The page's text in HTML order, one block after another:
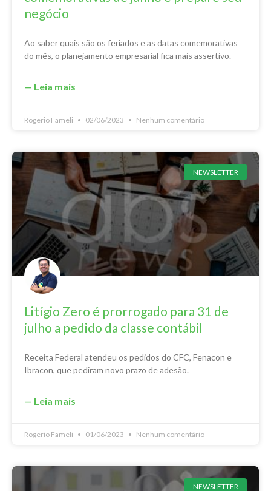
negócio
Ao saber quais são os feriados e as datas comemorativas
do mês, o planejamento empresarial fica mais assertivo.
— Leia mais
Rogerio Fameli 02/06/2023 Nenhum comentário
NEWSLETTER
Litígio Zero é prorrogado para 31 de
julho a pedido da classe contábil
Receita Federal atendeu os pedidos do CFC, Fenacon e
Ibracon, que pediram novo prazo de adesão.
— Leia mais
Rogerio Fameli 01/06/2023 Nenhum comentário
NEWSLETTER